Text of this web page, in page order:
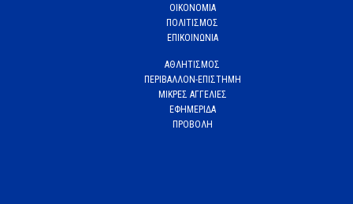
ΟΙΚΟΝΟΜΙΑ
ΠΟΛΙΤΙΣΜΟΣ
ΕΠΙΚΟΙΝΩΝΙΑ
ΑΘΛΗΤΙΣΜΟΣ
ΠΕΡΙΒΑΛΛΟΝ-ΕΠΙΣΤΗΜΗ
ΜΙΚΡΕΣ ΑΓΓΕΛΙΕΣ
ΕΦΗΜΕΡΙΔΑ
ΠΡΟΒΟΛΗ